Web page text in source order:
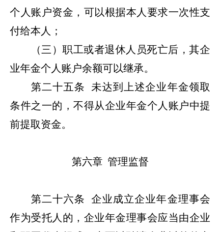
个人账户资金，可以根据本人要求一次性支
付给本人；
（三）职工或者退休人员死亡后，其企
业年金个人账户余额可以继承。
第二十五条
未达到上述企业年金领取
条件之一的，不得从企业年金个人账户中提
前提取资金。
第六章 管理监督
第二十六条
企业成立企业年金理事会
作为受托人的，企业年金理事会应当由企业